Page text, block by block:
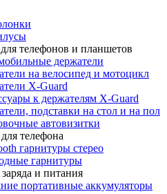
телефонов и планшетов
держатели
на велосипед и мотоцикл
X-Guard
к держателям X-Guard
подставки на стол и на пол
автовизитки
телефона
гарнитуры стерео
гарнитуры
и питания
портативные аккумуляторы